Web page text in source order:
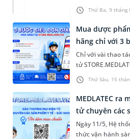
Thứ Ba, 9 tháng
định của Pháp
sách người thực
đối với 03 CBNV
Thứ Sáu, 15
Mua dược
hãng chỉ với 3
Chỉ với vài thao
tử
dàng tìm kiếm
và theo dõi tình
thuận tiện và an
MEDLATEC ra
tử chuyên các
Ngày 11/5, Hệ
thức vận hành